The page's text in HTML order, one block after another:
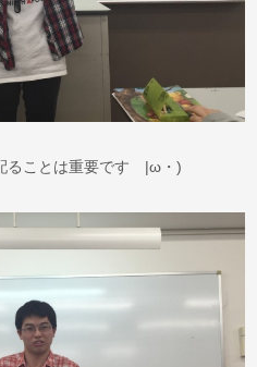
ることは重要です |ω・)